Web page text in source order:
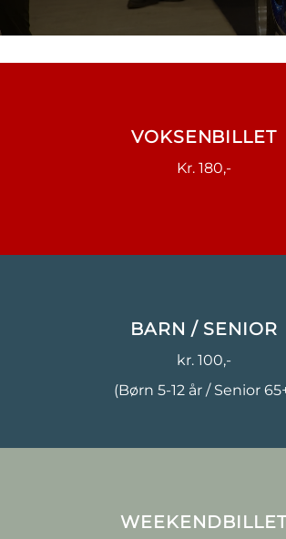
VOKSENBILLET
Kr. 180,-
BARN / SENIOR
kr. 100,-
(Børn 5-12 år / Senior